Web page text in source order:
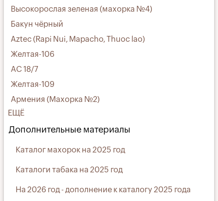
Высокорослая зеленая (махорка №4)
Бакун чёрный
Aztec (Rapi Nui, Mapacho, Thuoc lao)
Желтая-106
АС 18/7
Желтая-109
Армения (Махорка №2)
ЕЩЁ
Дополнительные материалы
Каталог махорок на 2025 год
Каталоги табака на 2025 год
На 2026 год - дополнение к каталогу 2025 года